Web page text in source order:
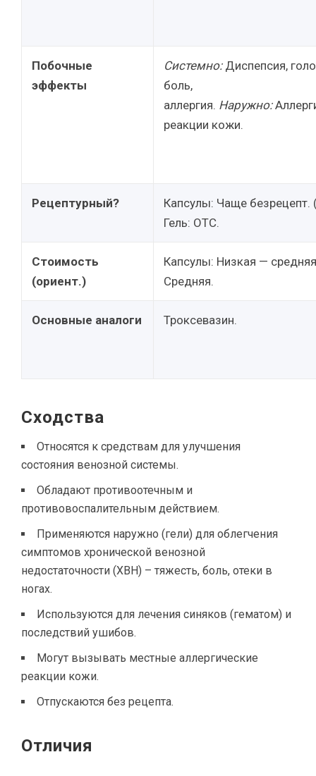
Побочные
эффекты
Системно:Диспепсия,
боль,
аллергия. Наружно:
реакции кожи.
Рецептурный?
Капсулы: Чаще безрецепт.
Гель: OTC.
Стоимость
(ориент.)
Капсулы: Низкая —
Средняя.
Основные аналоги Троксевазин.
Сходства
Относятся к средствам для улучшения
состояния венозной системы.
Обладают противоотечным и
противовоспалительным действием.
Применяются наружно (гели) для облегчения
симптомов хронической венозной
недостаточности (ХВН) – тяжесть, боль, отеки в
ногах.
Используются для лечения синяков (гематом) и
последствий ушибов.
Могут вызывать местные аллергические
реакции кожи.
Отпускаются без рецепта.
Отличия